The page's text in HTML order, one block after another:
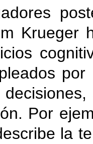
Krueger
Por
la